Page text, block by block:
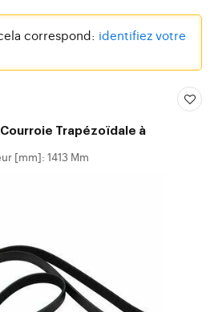
correspond: identifiez votre
Trapézoïdale à
[mm]: 1413 Mm